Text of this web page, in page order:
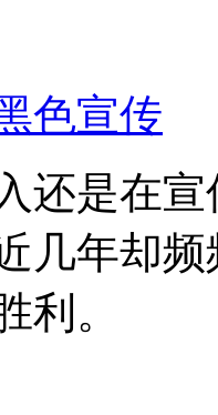
色宣传
还是在
几年却
利。